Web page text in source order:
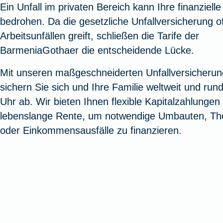
Oldtimerversicherung
Fahrradversicherung
Zur Produktübersicht
Zur
Jagd-
Zur
Augenzusatzversicherung
Pflegemonatsgeld
Zur Produktübersicht
Zur
Zur
Vermögensschadenversicherung
Zur Produktübersicht Zur
Spezialversicherungen
Zur Serviceübersicht
Ein Unfall im privaten Bereich kann Ihre
bedrohen. Da die gesetzliche Unfallversicherung
Arbeitsunfällen greift, schließen die Tarife der
BarmeniaGothaer die entscheidende Lücke.
Mit unseren maßgeschneiderten
sichern Sie sich und Ihre Familie weltweit und
Uhr ab. Wir bieten Ihnen flexible
lebenslange Rente, um notwendige Umbauten,
oder Einkommensausfälle zu finanzieren.